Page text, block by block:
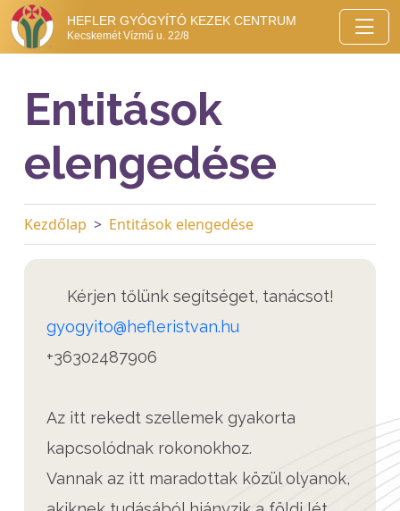
HEFLER GYÓGYÍTÓ KEZEK CENTRUM
Kecskemét Vízmű u. 22/8
Entitások
elengedése
Kezdőlap Entitások elengedése
Kérjen tőlünk segítséget, tanácsot!
gyogyito@hefleristvan.hu
+36302487906
Az itt rekedt szellemek gyakorta
kapcsolódnak rokonokhoz.
Vannak az itt maradottak közül olyanok,